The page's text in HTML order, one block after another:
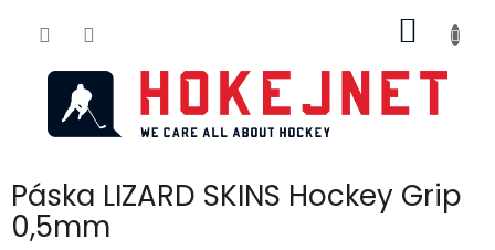
KOŠÍK
Páska LIZARD SKINS Hockey Grip
0,5mm